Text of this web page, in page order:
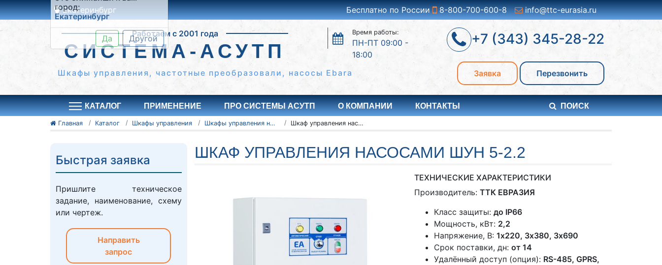
Екатеринбург
город:
Екатеринбург
Другой
Бесплатно по России 8-800-700-600-8 info@ttc-eurasia.ru
Работаем с 2001 года
СИСТЕМА-АСУТП
Время работы:
ПН-ПТ 09:00 -
18:00
Шкафы управления, частотные преобразовали, насосы Ebara
+7 (343) 345-28-22
Заявка Перезвонить
КАТАЛОГ ПРИМЕНЕНИЕ ПРО СИСТЕМЫ АСУТП О КОМПАНИИ КОНТАКТЫ ПОИСК
Главная Каталог Шкафы управления Шкафы управления насосами ШУН Шкаф управления насосами ШУН 5-2.2
ШКАФ УПРАВЛЕНИЯ НАСОСАМИ ШУН 5-2.2
ТЕХНИЧЕСКИЕ ХАРАКТЕРИСТИКИ
Производитель:ТТК ЕВРАЗИЯ
Класс защиты:до IP66
Мощность, кВт: 2,2
Напряжение, В:1x220, 3х380, 3х690
Срок поставки, дн:от 14
Удалённый доступ (опция): RS-485, GPRS,
Быстрая заявка
Пришлите техническое
задание, наименование, схему
или чертеж.
Направить
запрос